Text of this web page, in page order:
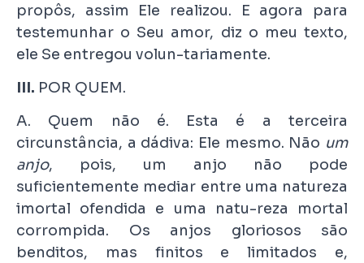
propôs, assim Ele realizou. E agora para
testemunhar o Seu amor, diz o meu texto,
ele Se entregou volun-tariamente.
III. POR QUEM.
A. Quem não é. Esta é a terceira
circunstância, a dádiva: Ele mesmo. Não um
anjo, pois, um anjo não pode
suficientemente mediar entre uma natureza
imortal ofendida e uma natu-reza mortal
corrompida. Os anjos gloriosos são
benditos, mas finitos e limitados e,